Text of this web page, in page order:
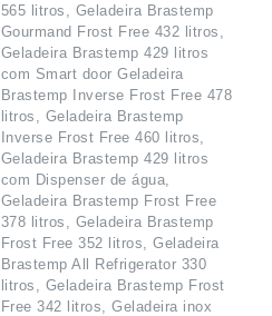
565 litros, Geladeira Brastemp
Gourmand Frost Free 432 litros,
Geladeira Brastemp 429 litros
com Smart door Geladeira
Brastemp Inverse Frost Free 478
litros, Geladeira Brastemp
Inverse Frost Free 460 litros,
Geladeira Brastemp 429 litros
com Dispenser de água,
Geladeira Brastemp Frost Free
378 litros, Geladeira Brastemp
Frost Free 352 litros, Geladeira
Brastemp All Refrigerator 330
litros, Geladeira Brastemp Frost
Free 342 litros, Geladeira inox